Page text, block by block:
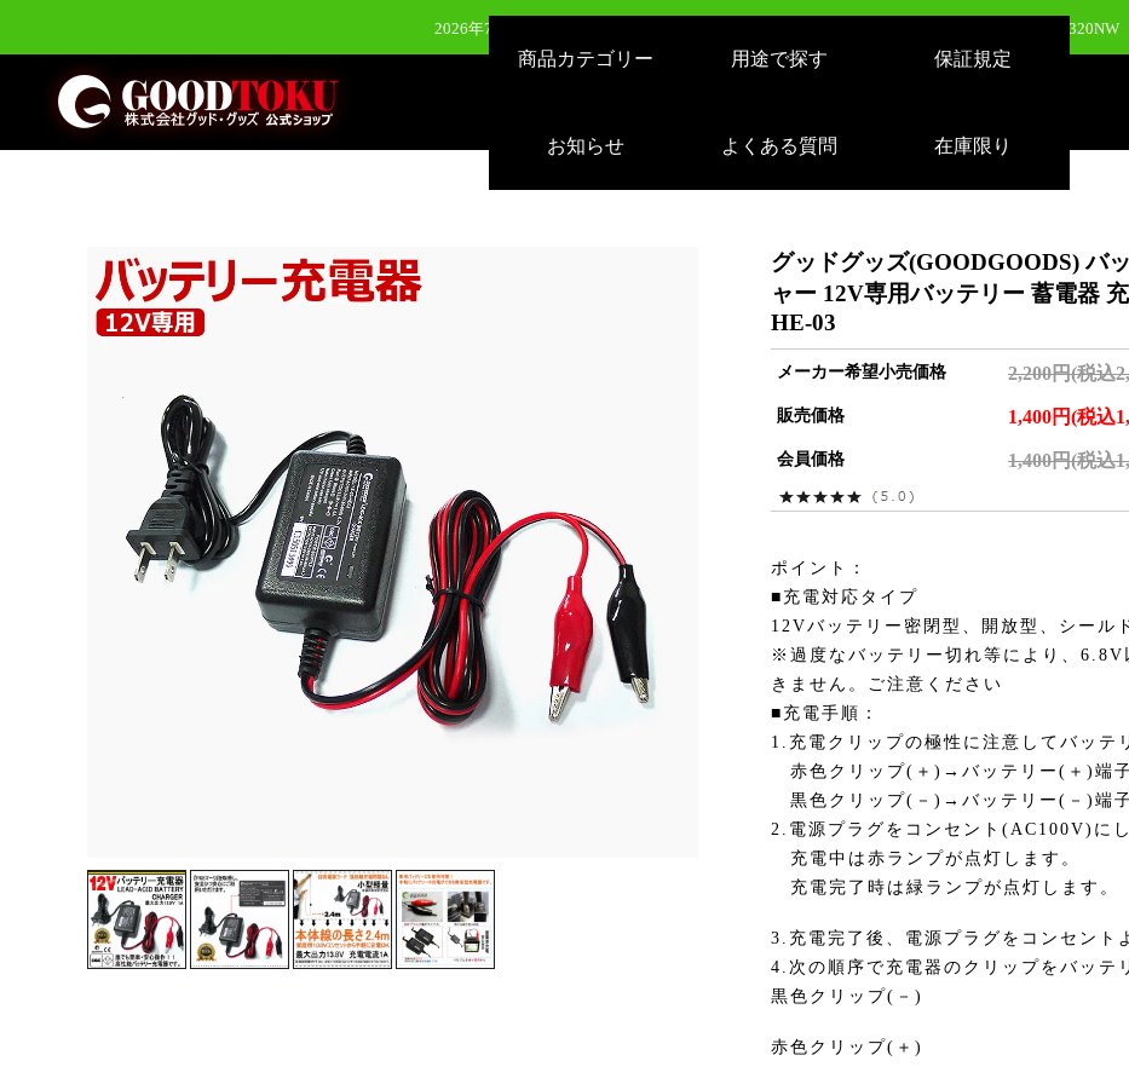
2026年7月28日（火）新発売：320W LEDバルーンライト AirGlowエアグロウ EVO KT-BL320NW
2026年8月3日（月）新発売：逆富士形 40W形/24W切り替え 4800lm 天井照明 LD-24-40RFJ
2026年7月28日（火）新発売：500W LEDバルーンライト AirGlowエアグロウ EVO KT-BL500NW
商品カテゴリー 用途で探す 保証規定
お知らせ よくある質問 在庫限り
グッドグッズ(GOODGOODS) バ
ャー 12V専用バッテリー 蓄電器
HE-03
メーカー希望小売価格 2,200円(税込
販売価格 1,400円(税込
会員価格 1,400円(税込
ポイント：
■充電対応タイプ
12Vバッテリー密閉型、開放型、シール
※過度なバッテリー切れ等により、6.8V
きません。ご注意ください
■充電手順：
1.充電クリップの極性に注意してバッテ
赤色クリップ(＋)→バッテリー(＋)端
黒色クリップ(－)→バッテリー(－)端
2.電源プラグをコンセント(AC100V)に
充電中は赤ランプが点灯します。
充電完了時は緑ランプが点灯します。
3.充電完了後、電源プラグをコンセント
4.次の順序で充電器のクリップをバッテ
黒色クリップ(－)
赤色クリップ(＋)